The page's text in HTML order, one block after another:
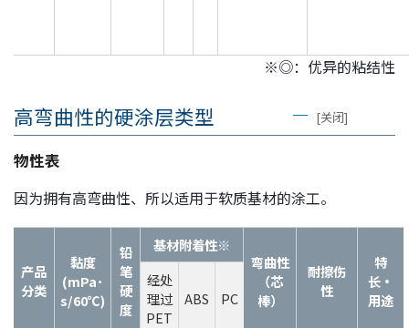
※◎：优异的粘结性
高弯曲性的硬涂层类型 [关闭]
物性表
因为拥有高弯曲性、所以适用于软质基材的涂工。
产品
分类
黏度
(mPa･
s/60℃)
铅
笔
硬
度
基材附着性※
弯曲性
（芯
棒）
耐擦伤
性
特
长・
用途
经处
理过
PET
ABS PC